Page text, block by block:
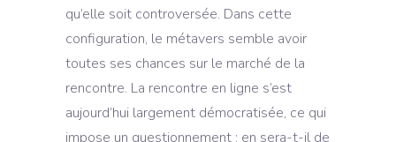
qu’elle soit controversée. Dans cette
configuration, le métavers semble avoir
toutes ses chances sur le marché de la
rencontre. La rencontre en ligne s’est
aujourd’hui largement démocratisée, ce qui
impose un questionnement : en sera-t-il de